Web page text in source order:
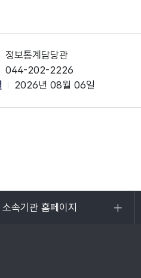
정보통계담당관
044-202-2226
2026년 08월 06일
속기관 홈페이지